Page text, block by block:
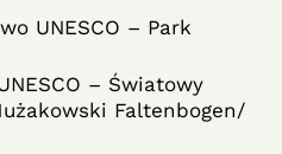
UNESCO – Park
– Światowy
Faltenbogen/